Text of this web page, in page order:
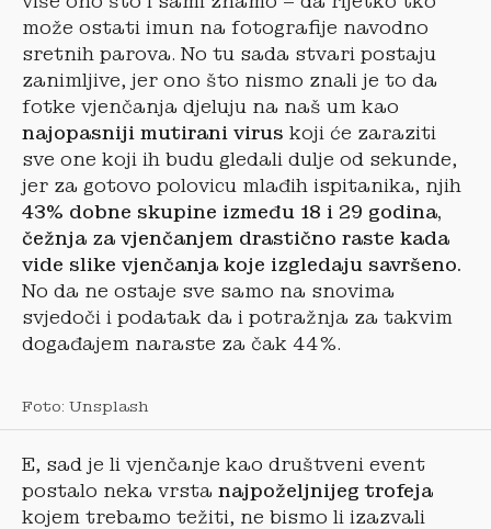
može ostati imun na fotografije navodno
sretnih parova. No tu sada stvari postaju
zanimljive, jer ono što nismo znali je to da
fotke vjenčanja djeluju na naš um kao
najopasniji mutirani virus koji će zaraziti
sve one koji ih budu gledali dulje od sekunde,
jer za gotovo polovicu mlađih ispitanika, njih
43% dobne skupine između 18 i 29 godina,
čežnja za vjenčanjem drastično raste kada
vide slike vjenčanja koje izgledaju savršeno.
No da ne ostaje sve samo na snovima
svjedoči i podatak da i potražnja za takvim
događajem naraste za čak 44%.
Foto: Unsplash
E, sad je li vjenčanje kao društveni event
postalo neka vrsta najpoželjnijeg trofeja
kojem trebamo težiti, ne bismo li izazvali